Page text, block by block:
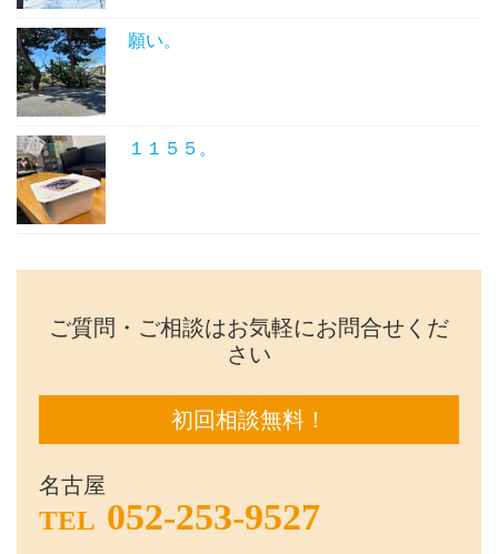
願い。
１１５５。
ご質問・ご相談はお気軽にお問合せくだ
さい
初回相談無料！
名古屋
TEL 052-253-9527